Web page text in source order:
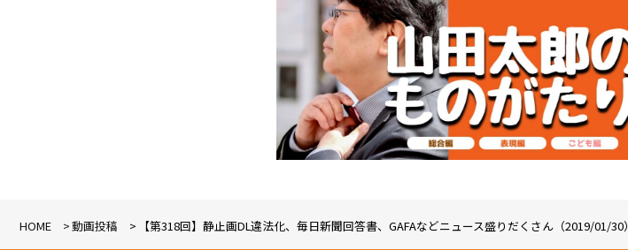
HOME 動画投稿 【第318回】静止画DL違法化、毎日新聞回答書、GAFAなどニュース盛りだくさん（2019/01/30）